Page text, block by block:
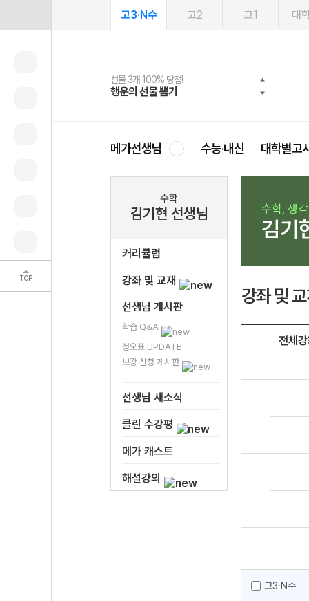
TOP
고3·N수 고2 고1 대
선물 3개 100% 당첨!
행운의 선물 뽑기
선물 100% 증정!
메가스터디 X 올리브
여름방학 스터디 캐시백
메가런 썸머스쿨
2027 러셀 단과
강사 공개선발
스마트러닝앱
설문 EVENT
메가패스
3일 무료 체험권
메가패스 수강생 무료혜택!
메가클럽 멤버십
사회공헌 캠페인
희망이룸 메가나눔
메가선생님 수능·내신 대학별고
수학
김기현 선생님
커리큘럼
강좌 및 교재
선생님 게시판
학습 Q&A
정오표 UPDATE
보강 신청 게시판
선생님 새소식
클린 수강평
메가 캐스트
해설강의
수학, 생
김기
강좌 및
전체
고3·N수